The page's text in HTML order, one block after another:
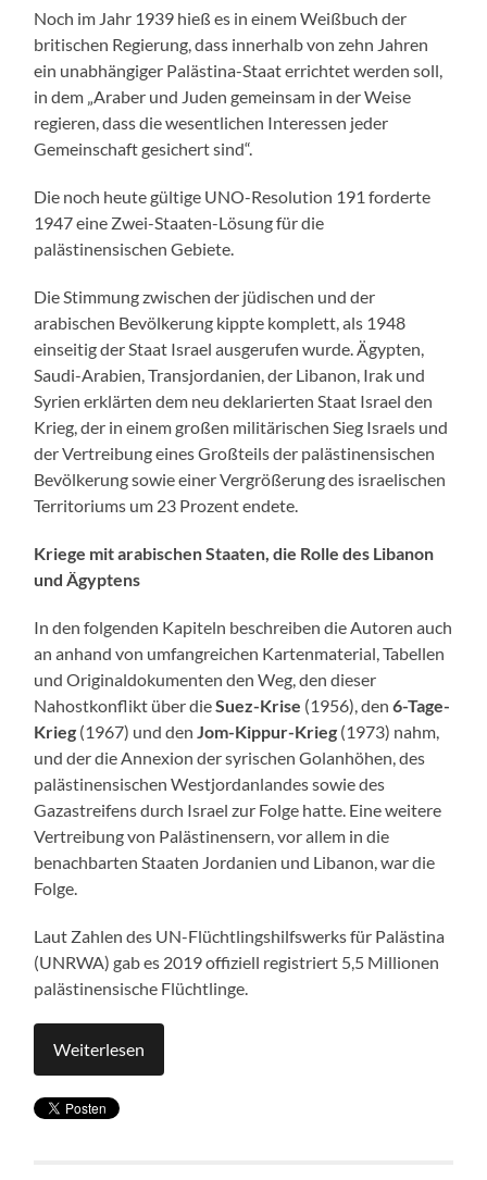
Noch im Jahr 1939 hieß es in einem Weißbuch der
britischen Regierung, dass innerhalb von zehn Jahren
ein unabhängiger Palästina-Staat errichtet werden soll,
in dem „Araber und Juden gemeinsam in der Weise
regieren, dass die wesentlichen Interessen jeder
Gemeinschaft gesichert sind“.
Die noch heute gültige UNO-Resolution 191 forderte
1947 eine Zwei-Staaten-Lösung für die
palästinensischen Gebiete.
Die Stimmung zwischen der jüdischen und der
arabischen Bevölkerung kippte komplett, als 1948
einseitig der Staat Israel ausgerufen wurde. Ägypten,
Saudi-Arabien, Transjordanien, der Libanon, Irak und
Syrien erklärten dem neu deklarierten Staat Israel den
Krieg, der in einem großen militärischen Sieg Israels und
der Vertreibung eines Großteils der palästinensischen
Bevölkerung sowie einer Vergrößerung des israelischen
Territoriums um 23 Prozent endete.
Kriege mit arabischen Staaten, die Rolle des Libanon
und Ägyptens
In den folgenden Kapiteln beschreiben die Autoren auch
an anhand von umfangreichen Kartenmaterial, Tabellen
und Originaldokumenten den Weg, den dieser
Nahostkonflikt über dieSuez-Krise (1956), den6-Tage-
Krieg (1967) und den Jom-Kippur-Krieg (1973) nahm,
und der die Annexion der syrischen Golanhöhen, des
palästinensischen Westjordanlandes sowie des
Gazastreifens durch Israel zur Folge hatte. Eine weitere
Vertreibung von Palästinensern, vor allem in die
benachbarten Staaten Jordanien und Libanon, war die
Folge.
Laut Zahlen des UN-Flüchtlingshilfswerks für Palästina
(UNRWA) gab es 2019 offiziell registriert 5,5 Millionen
palästinensische Flüchtlinge.
Weiterlesen